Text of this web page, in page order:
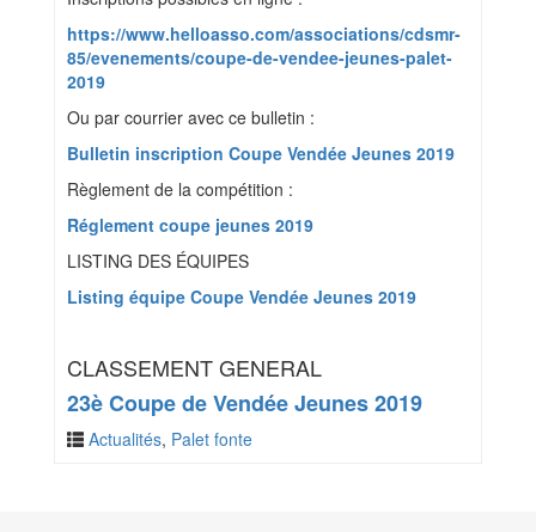
https://www.helloasso.com/associations/cdsmr-
85/evenements/coupe-de-vendee-jeunes-palet-
2019
Ou par courrier avec ce bulletin :
Bulletin inscription Coupe Vendée Jeunes 2019
Règlement de la compétition :
Réglement coupe jeunes 2019
LISTING DES ÉQUIPES
Listing équipe Coupe Vendée Jeunes 2019
CLASSEMENT GENERAL
23è Coupe de Vendée Jeunes 2019
Actualités, Palet fonte